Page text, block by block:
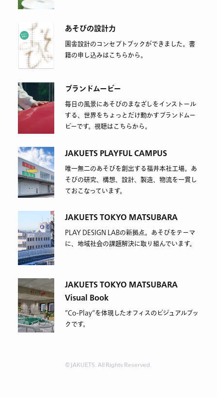
あそびの設計力
園舎設計のコンセプトブックができました。書
籍の申し込みはこちらから。
ブランドムービー
毎日の風景にあそびのまなざしをインストール
する、世界をちょっとだけ動かすブランドムー
ビーです。視聴はこちらから。
JAKUETS PLAYFUL CAMPUS
唯一無二のあそびを創出する福井本社工場。あ
そびの研究、構想、設計、製造、物流を一貫し
ておこなっています。
JAKUETS TOKYO MATSUBARA
PLAY DESIGN LABの新拠点。あそびをテーマ
に、地域社会の課題解決に取り組んでいます。
JAKUETS TOKYO MATSUBARA
Visual Book
”Co-Play“を体現したオフィスのビジュアルブッ
クです。
© JAKUETS. All Rights Reserved.